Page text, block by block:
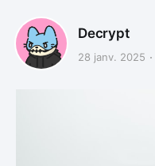
Decrypt
28 janv. 2025